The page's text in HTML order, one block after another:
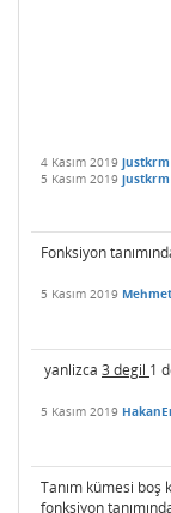
4 Kasım 2019 justkrm
5 Kasım 2019 justkrm
Fonksiyon
5 Kasım 2019
yanlizca 3 degil 1
5 Kasım 2019
Tanım kümesi boş
fonksiyon